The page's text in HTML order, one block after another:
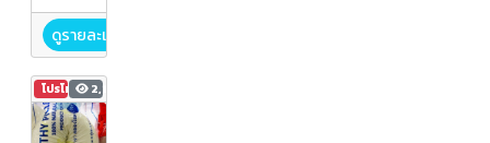
ดูรายละเอียด
โปรโมชัน 2,173